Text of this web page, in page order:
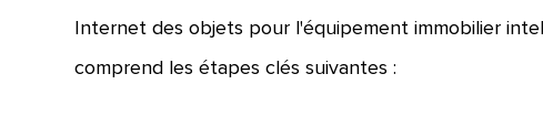
Internet des objets pour l'équipement immobilier
comprend les étapes clés suivantes :